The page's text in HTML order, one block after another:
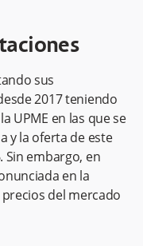
sus
2017 teniendo
UPME en las que se
y la oferta de este
Sin embargo, en
en la
del mercado